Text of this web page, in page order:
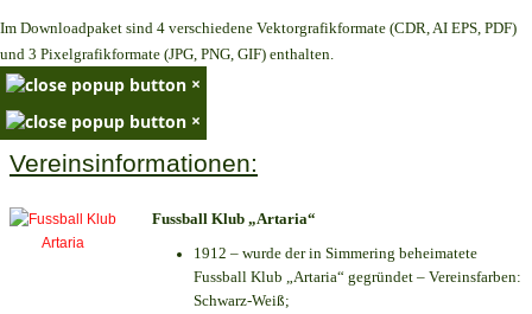
Im Downloadpaket sind 4 verschiedene Vektorgrafikformate (CDR, AI EPS, PDF)
und 3 Pixelgrafikformate (JPG, PNG, GIF) enthalten.
×
×
Vereinsinformationen:
Fussball Klub „Artaria“
1912 – wurde der in Simmering beheimatete
Fussball Klub „Artaria“ gegründet – Vereinsfarben:
Schwarz-Weiß;